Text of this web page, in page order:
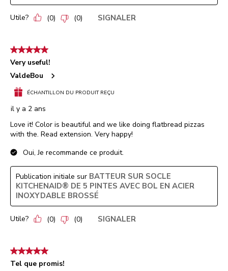
Utile? (0) (0) SIGNALER
5 étoile(s) sur 5.
Very useful!
ValdeBou
ÉCHANTILLON DU PRODUIT REÇU
il y a 2 ans
Love it! Color is beautiful and we like doing flatbread pizzas
with the. Read extension. Very happy!
Oui, Je recommande ce produit.
Publication initiale sur BATTEUR SUR SOCLE
KITCHENAID® DE 5 PINTES AVEC BOL EN ACIER
INOXYDABLE BROSSÉ
Utile? (0) (0) SIGNALER
5 étoile(s) sur 5.
Tel que promis!